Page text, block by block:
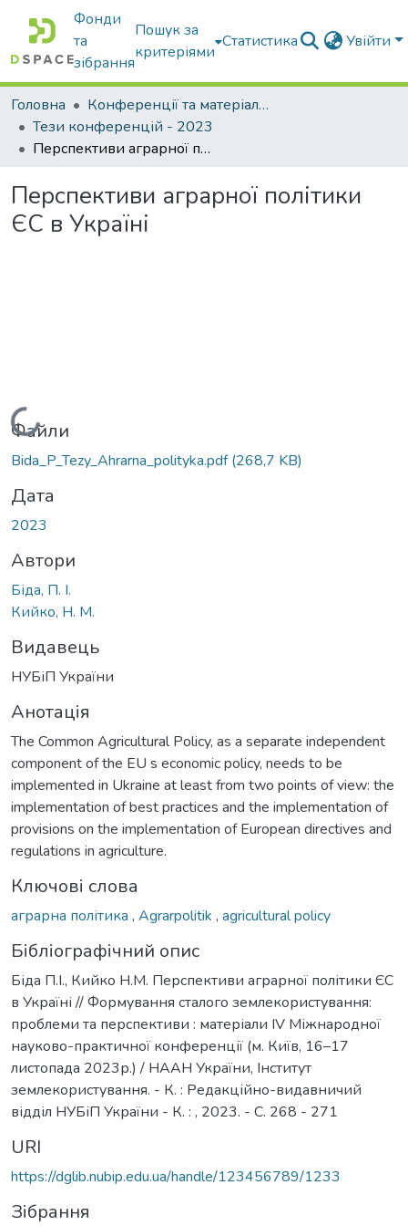
Фонди
та
зібрання
Пошук за
критеріями
Статистика Увійти
Головна
Конференції та матеріали конференцій
Тези конференцій - 2023
Перспективи аграрної політики ЄС в Україні
Перспективи аграрної політики
ЄС в Україні
Вантажиться...
Файли
Bida_P_Tezy_Ahrarna_polityka.pdf(268,7 KB)
Дата
2023
Автори
Біда, П. І.
Кийко, Н. М.
Видавець
НУБіП України
Анотація
The Common Agricultural Policy, as a separate independent
component of the EU s economic policy, needs to be
implemented in Ukraine at least from two points of view: the
implementation of best practices and the implementation of
provisions on the implementation of European directives and
regulations in agriculture.
Ключові слова
аграрна політика , Agrarpolitik , agricultural policy
Бібліографічний опис
Біда П.І., Кийко Н.М. Перспективи аграрної політики ЄС
в Україні // Формування сталого землекористування:
проблеми та перспективи : матеріали ІV Міжнародної
науково-практичної конференції (м. Київ, 16–17
листопада 2023р.) / НААН України, Інститут
землекористування. - К. : Редакційно-видавничий
відділ НУБіП України - К. : , 2023. - С. 268 - 271
URI
https://dglib.nubip.edu.ua/handle/123456789/1233
Зібрання